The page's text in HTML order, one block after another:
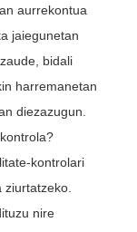
aurrekontua
jaiegunetan
bidali
harremanetan
diezazugun.
kontrolari
nire